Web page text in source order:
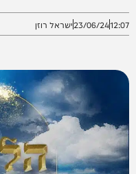
12:07
23/06/24ישראל רוזן